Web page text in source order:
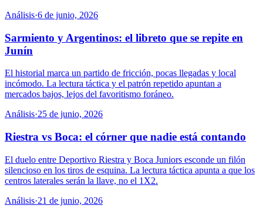
Análisis·6 de junio, 2026
Sarmiento y Argentinos: el libreto que se repite en
Junín
El historial marca un partido de fricción, pocas llegadas y local
incómodo. La lectura táctica y el patrón repetido apuntan a
mercados bajos, lejos del favoritismo foráneo.
Análisis·25 de junio, 2026
Riestra vs Boca: el córner que nadie está contando
El duelo entre Deportivo Riestra y Boca Juniors esconde un filón
silencioso en los tiros de esquina. La lectura táctica apunta a que los
centros laterales serán la llave, no el 1X2.
Análisis·21 de junio, 2026